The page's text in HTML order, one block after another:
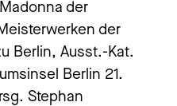
der
der
Berlin, Ausst.-Kat.
Berlin 21.
Stephan